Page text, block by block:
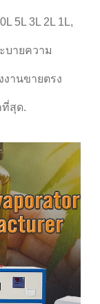
5L 3L 2L 1L,
บายความ
งานขายตรง
สุด.